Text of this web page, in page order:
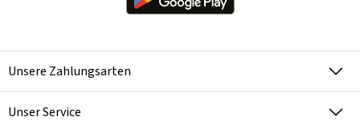
Unsere Zahlungsarten
Unser Service